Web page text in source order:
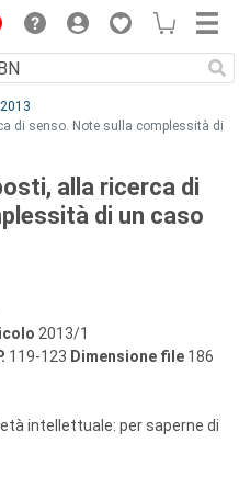
2013
di senso. Note sulla complessità di
alla ricerca di
di un caso
2013/1
119-123 Dimensione file 186
intellettuale: per saperne di